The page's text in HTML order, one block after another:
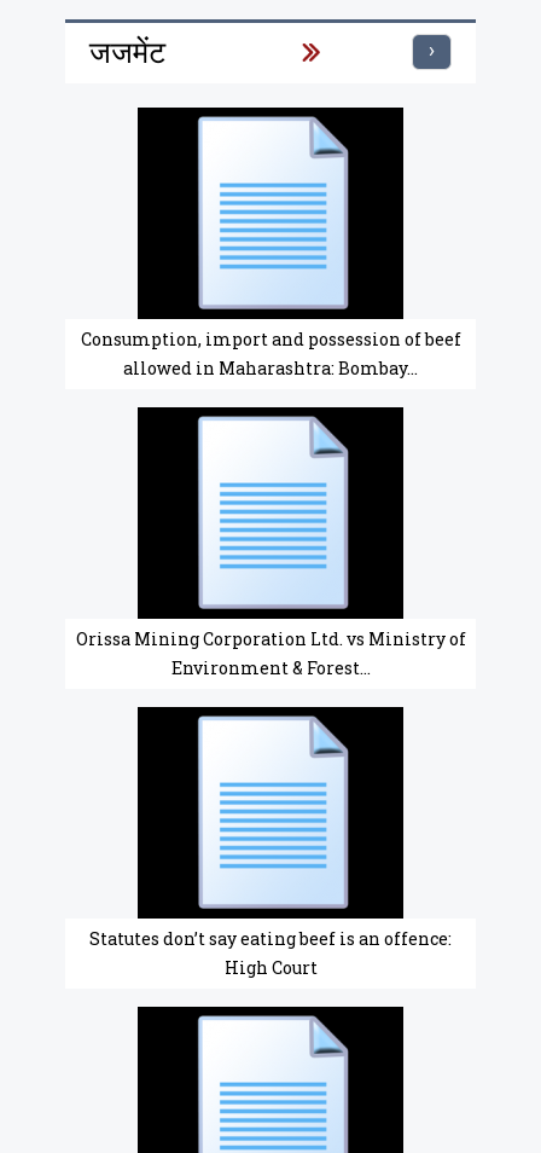
जजमेंट
Consumption, import and possession of beef
allowed in Maharashtra: Bombay...
Orissa Mining Corporation Ltd. vs Ministry of
Environment & Forest...
Statutes don’t say eating beef is an offence:
High Court
›